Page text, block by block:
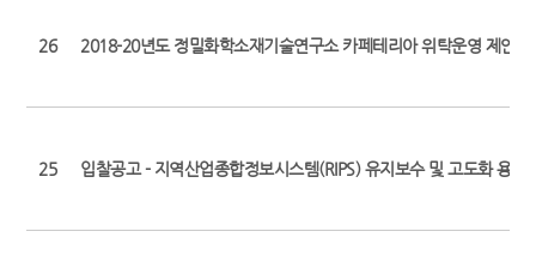
26 2018-20년도 정밀화학소재기술연구소 카페테리아 위탁운영 제안서
25 입찰공고 - 지역산업종합정보시스템(RIPS) 유지보수 및 고도화 용역